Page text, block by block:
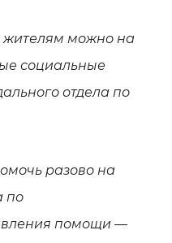
можно на
социальные
отдела по
разово на
по
помощи —